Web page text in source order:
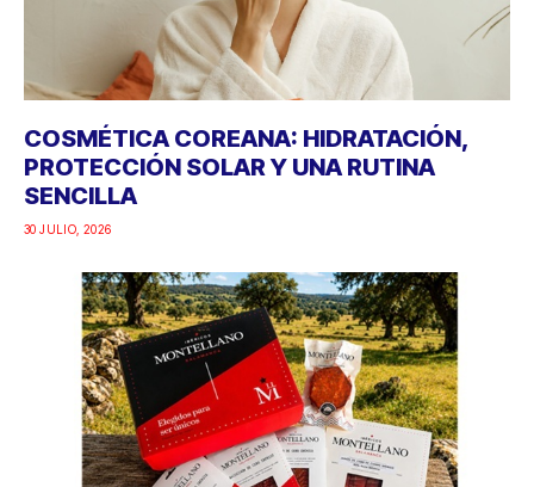
COSMÉTICA COREANA: HIDRATACIÓN,
PROTECCIÓN SOLAR Y UNA RUTINA
SENCILLA
30 JULIO, 2026